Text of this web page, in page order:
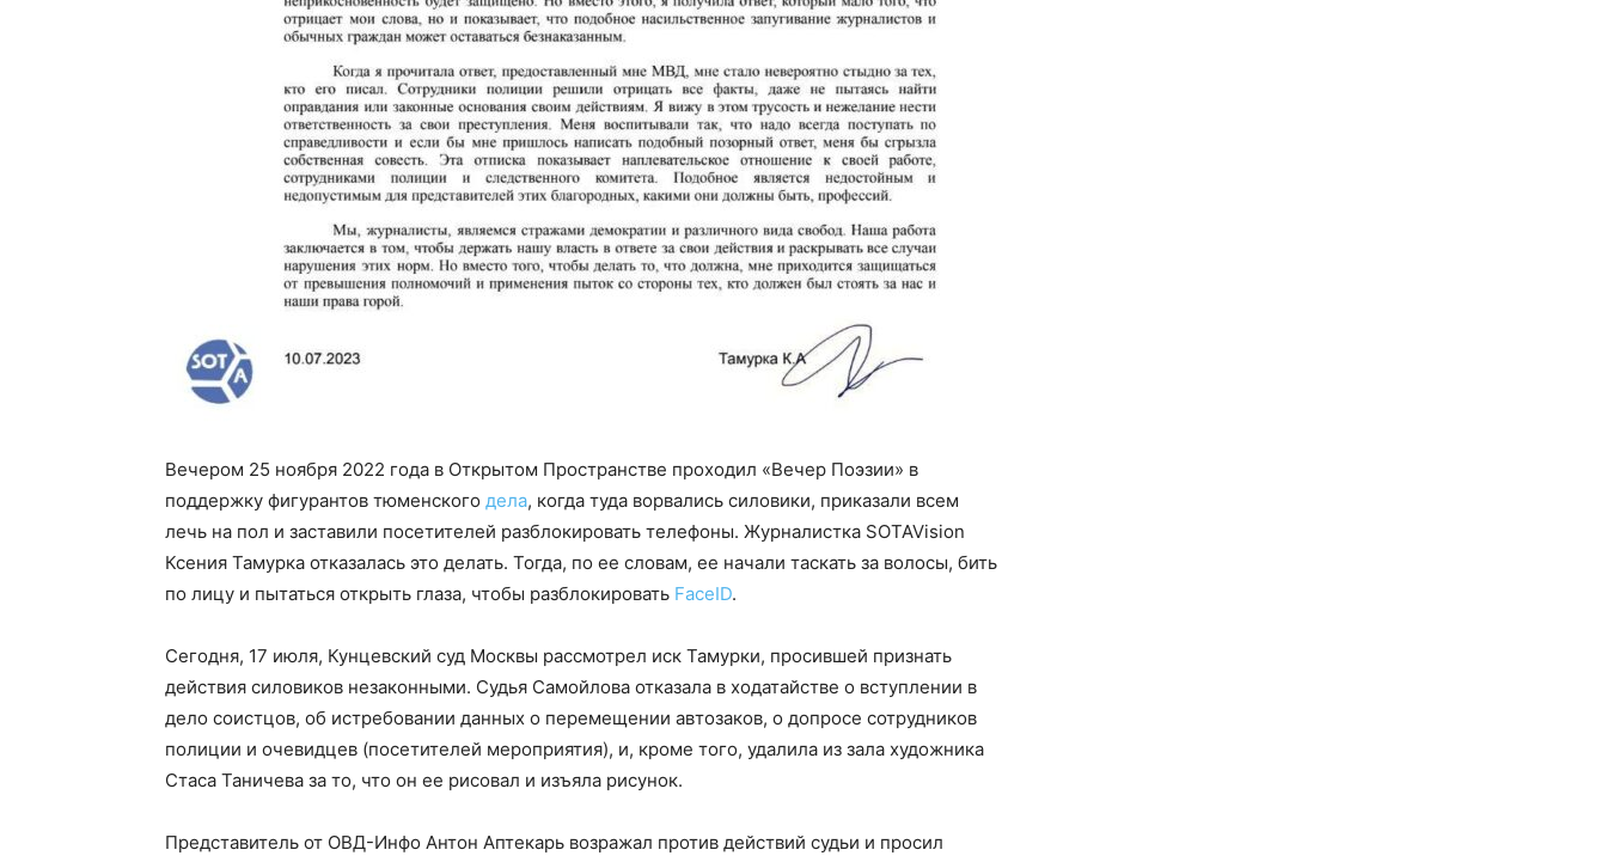
Вечером 25 ноября 2022 года в Открытом Пространстве проходил «Вечер Поэзии» в
поддержку фигурантов тюменского дела, когда туда ворвались силовики, приказали всем
лечь на пол и заставили посетителей разблокировать телефоны. Журналистка SOTAVision
Ксения Тамурка отказалась это делать. Тогда, по ее словам, ее начали таскать за волосы, бить
по лицу и пытаться открыть глаза, чтобы разблокировать FaceID.
Сегодня, 17 июля, Кунцевский суд Москвы рассмотрел иск Тамурки, просившей признать
действия силовиков незаконными. Судья Самойлова отказала в ходатайстве о вступлении в
дело соистцов, об истребовании данных о перемещении автозаков, о допросе сотрудников
полиции и очевидцев (посетителей мероприятия), и, кроме того, удалила из зала художника
Стаса Таничева за то, что он ее рисовал и изъяла рисунок.
Представитель от ОВД-Инфо Антон Аптекарь возражал против действий судьи и просил